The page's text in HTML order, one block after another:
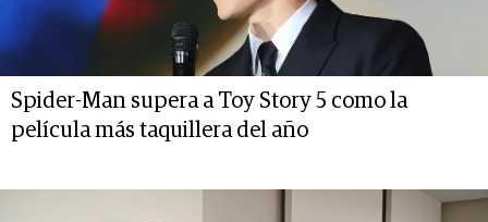
Spider-Man supera a Toy Story 5 como la
película más taquillera del año